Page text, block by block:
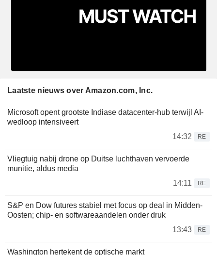
Laatste nieuws over Amazon.com, Inc.
Microsoft opent grootste Indiase datacenter-hub terwijl AI-
wedloop intensiveert
14:32
RE
Vliegtuig nabij drone op Duitse luchthaven vervoerde
munitie, aldus media
14:11
RE
S&P en Dow futures stabiel met focus op deal in Midden-
Oosten; chip- en softwareaandelen onder druk
13:43
RE
Washington hertekent de optische markt